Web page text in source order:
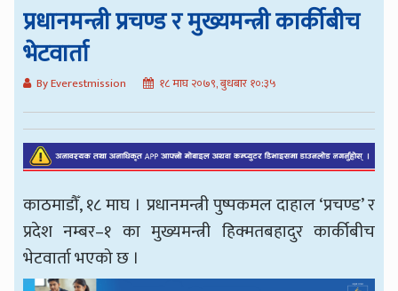
प्रधानमन्त्री प्रचण्ड र मुख्यमन्त्री कार्कीबीच
भेटवार्ता
By Everestmission १८ माघ २०७९, बुधबार १०:३५
काठमाडौँ, १८ माघ । प्रधानमन्त्री पुष्पकमल दाहाल ‘प्रचण्ड’ र
प्रदेश नम्बर–१ का मुख्यमन्त्री हिक्मतबहादुर कार्कीबीच
भेटवार्ता भएको छ ।